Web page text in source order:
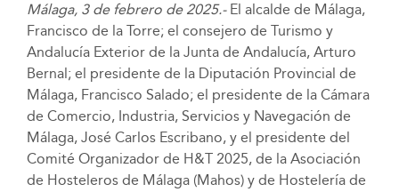
Málaga, 3 de febrero de 2025.- El alcalde de Málaga,
Francisco de la Torre; el consejero de Turismo y
Andalucía Exterior de la Junta de Andalucía, Arturo
Bernal; el presidente de la Diputación Provincial de
Málaga, Francisco Salado; el presidente de la Cámara
de Comercio, Industria, Servicios y Navegación de
Málaga, José Carlos Escribano, y el presidente del
Comité Organizador de H&T 2025, de la Asociación
de Hosteleros de Málaga (Mahos) y de Hostelería de